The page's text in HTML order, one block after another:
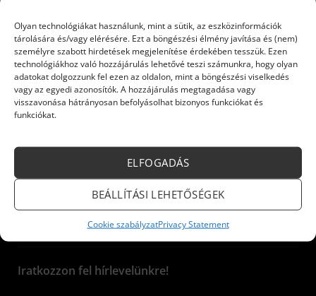
Olyan technológiákat használunk, mint a sütik, az eszközinformációk
tárolására és/vagy elérésére. Ezt a böngészési élmény javítása és (nem)
személyre szabott hirdetések megjelenítése érdekében tesszük. Ezen
technológiákhoz való hozzájárulás lehetővé teszi számunkra, hogy olyan
adatokat dolgozzunk fel ezen az oldalon, mint a böngészési viselkedés
vagy az egyedi azonosítók. A hozzájárulás megtagadása vagy
visszavonása hátrányosan befolyásolhat bizonyos funkciókat és
funkciókat.
ELFOGADÁS
BEÁLLÍTÁSI LEHETŐSÉGEK
Cookie szabályzatPrivacy Statement
was:
6
800 Ft.
is:
5
780 Ft.
Készleten
KOSÁRBA TESZEM
was:
127
085 Ft.
is:
102
939 Ft.
Készleten
KOSÁRBA TESZEM
Kazánok és készülékek
CO ÉRZÉKELŐK
Iratkozzon fel hírlevelünkre!